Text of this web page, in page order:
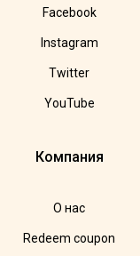
Facebook
Instagram
Twitter
YouTube
Компания
О нас
Redeem coupon